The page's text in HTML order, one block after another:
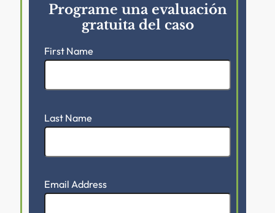
Programe una evaluación
gratuita del caso
First Name
Last Name
Email Address